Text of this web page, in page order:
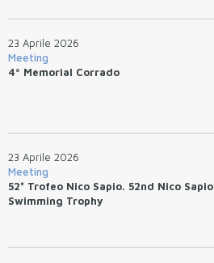
23 Aprile 2026
Meeting
4ª Memorial Corrado
23 Aprile 2026
Meeting
52° Trofeo Nico Sapio. 52nd Nico Sapio
Swimming Trophy